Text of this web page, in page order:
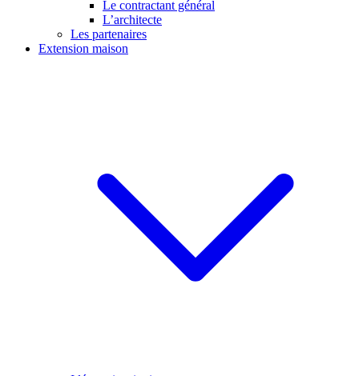
Le contractant général
L’architecte
Les partenaires
Extension maison